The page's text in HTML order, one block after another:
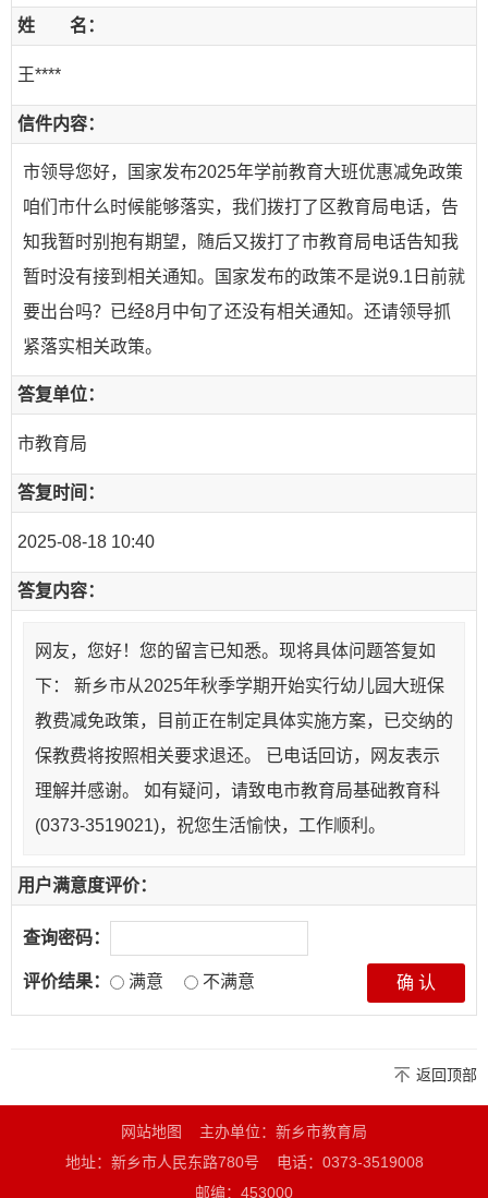
姓 名：
王****
信件内容：
市领导您好，国家发布2025年学前教育大班优惠减免政策
咱们市什么时候能够落实，我们拨打了区教育局电话，告
知我暂时别抱有期望，随后又拨打了市教育局电话告知我
暂时没有接到相关通知。国家发布的政策不是说9.1日前就
要出台吗？已经8月中旬了还没有相关通知。还请领导抓
紧落实相关政策。
答复单位：
市教育局
答复时间：
2025-08-18 10:40
答复内容：
网友，您好！您的留言已知悉。现将具体问题答复如
下： 新乡市从2025年秋季学期开始实行幼儿园大班保
教费减免政策，目前正在制定具体实施方案，已交纳的
保教费将按照相关要求退还。 已电话回访，网友表示
理解并感谢。 如有疑问，请致电市教育局基础教育科
(0373-3519021)，祝您生活愉快，工作顺利。
用户满意度评价：
查询密码：
评价结果： 满意 不满意
返回顶部
网站地图
主办单位：新乡市教育局
地址：新乡市人民东路780号
电话：0373-3519008
邮编：453000